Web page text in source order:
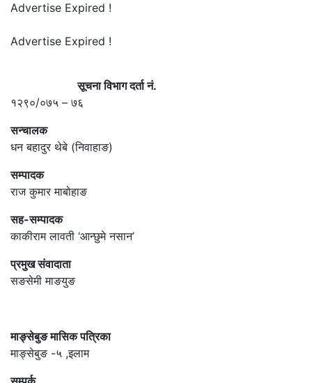
Advertise Expired !
Advertise Expired !
सूचना विभाग दर्ता नं.
१२९०/०७५ – ७६
सन्चालक
धन बहादुर थेबे (निवाहाङ)
सम्पादक
राज कुमार माबोहाङ
सह-सम्पादक
काकीराम लावती ‘आन्छुमे नसान’
प्रमुख संवादाता
सङसेमी माङयुङ
माङ्सेबुङ मासिक पत्रिका
माङ्सेबुङ -५ ,इलाम